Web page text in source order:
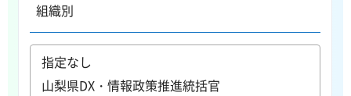
組織別